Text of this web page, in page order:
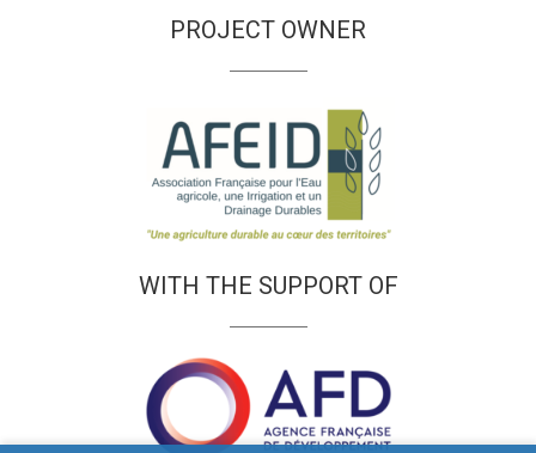
PROJECT OWNER
WITH THE SUPPORT OF